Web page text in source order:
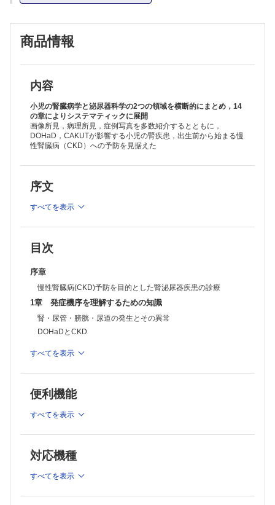
DOHaDとCKD
尿検査の出し方と考え方
糸球体機能の評価方法
放射線検査
下部尿路機能の評価
腎生検の適応と注意点
遺伝学的検査
遺伝性腎疾患に関連する腎外症状の検索
3章 スクリーニングと早期発見
胎児超音波診断
超低出生体重児の腎機能フォローアップ
尿糖陽性者の対応
血圧測定の重要性と測定方法
輸液療法
シクロスポリン
ミコフェノール酸モフェチル
アザチオプリン，ミゾリビン
リツキシマブ
降圧薬
利尿薬
腎性貧血への対応
高尿酸血症への対応
CKD患者の運動と栄養
急性血液浄化療法と適応
腎移植
5章 ネフローゼ症候群
特発性ネフローゼ症候群の原因
ステロイド感受性ネフローゼ症候群
先天性・遺伝性ネフローゼ症候群
商品情報
内容
小児の腎臓病学と泌尿器科学の2つの領域を横断的にまとめ，14
の章によりシステマティックに展開
画像所見，病理所見，症例写真を多数紹介するとともに，
DOHaD，CAKUTが影響する小児の腎疾患，出生前から始まる慢
性腎臓病（CKD）への予防を見据えた
序文
すべてを表示
目次
序章
慢性腎臓病(CKD)予防を目的とした腎泌尿器疾患の診療
1章 発症機序を理解するための知識
腎・尿管・膀胱・尿道の発生とその異常
DOHaDとCKD
尿検査の出し方と考え方
糸球体機能の評価方法
超音波検査
腎生検の適応と注意点
遺伝学的検査
3章 スクリーニングと早期発見
すべてを表示
便利機能
すべてを表示
対応機種
すべてを表示